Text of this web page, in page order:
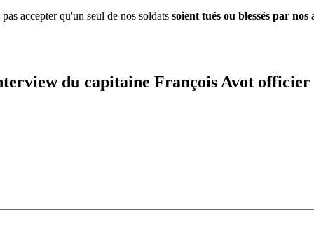
accepter qu'un seul de nos soldats soient tués ou blessés par nos
du capitaine François Avot